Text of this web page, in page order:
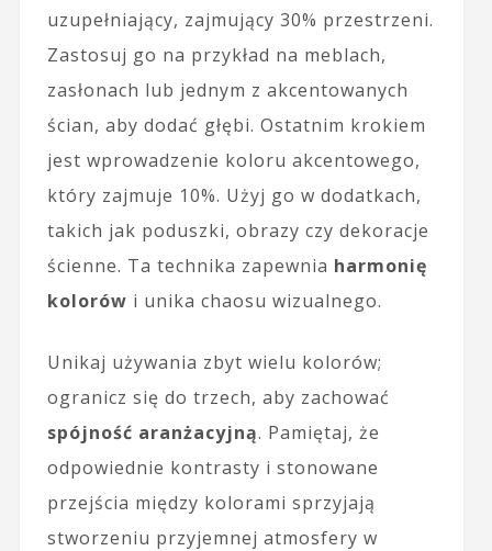
uzupełniający, zajmujący 30% przestrzeni.
Zastosuj go na przykład na meblach,
zasłonach lub jednym z akcentowanych
ścian, aby dodać głębi. Ostatnim krokiem
jest wprowadzenie koloru akcentowego,
który zajmuje 10%. Użyj go w dodatkach,
takich jak poduszki, obrazy czy dekoracje
ścienne. Ta technika zapewnia harmonię
kolorów i unika chaosu wizualnego.
Unikaj używania zbyt wielu kolorów;
ogranicz się do trzech, aby zachować
spójność aranżacyjną. Pamiętaj, że
odpowiednie kontrasty i stonowane
przejścia między kolorami sprzyjają
stworzeniu przyjemnej atmosfery w